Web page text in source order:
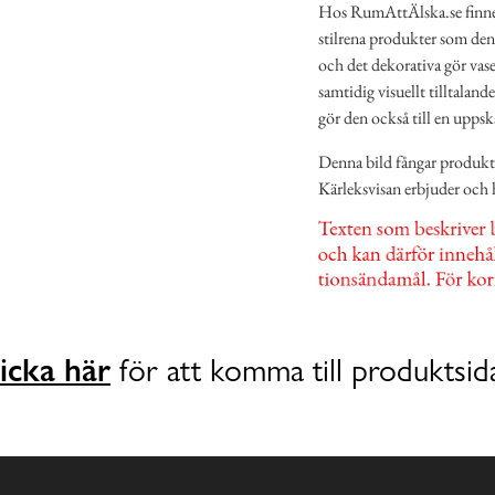
Hos RumAttÄlska.se
stilrena produkter som
och det dekorativa gör
samtidig visuellt
gör den också till en
Denna bild fångar
Kärleksvisan erbjuder och
här för att komma till